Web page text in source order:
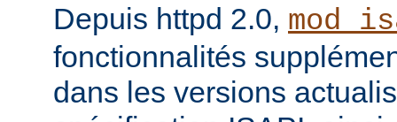
Depuis httpd 2.0,
fonctionnalités
dans les versions